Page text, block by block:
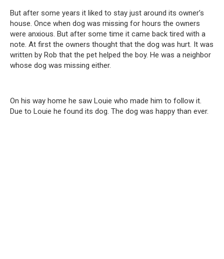
But after some years it liked to stay just around its owner’s
house. Once when dog was missing for hours the owners
were anxious. But after some time it came back tired with a
note. At first the owners thought that the dog was hurt. It was
written by Rob that the pet helped the boy. He was a neighbor
whose dog was missing either.
On his way home he saw Louie who made him to follow it.
Due to Louie he found its dog. The dog was happy than ever.